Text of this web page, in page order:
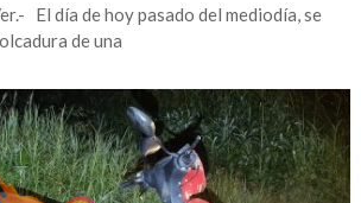
El día de hoy pasado del mediodía, se
de una